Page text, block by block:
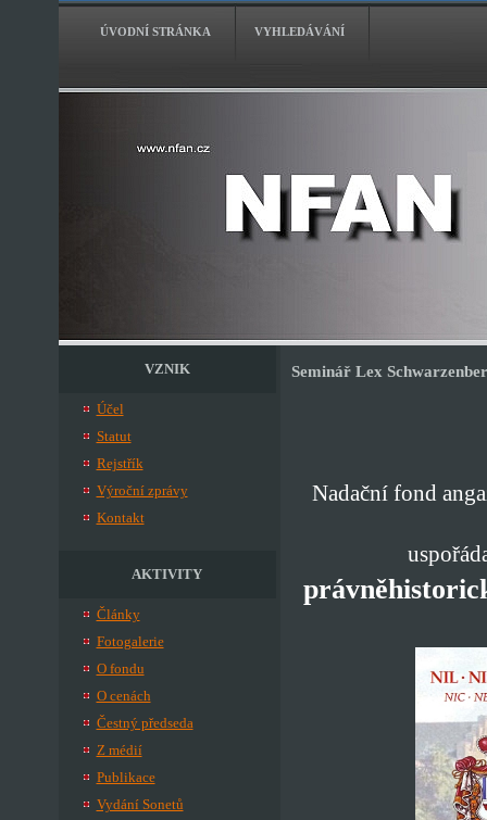
ÚVODNÍ STRÁNKA VYHLEDÁVÁNÍ
VZNIK
Účel
Statut
Rejstřík
Výroční zprávy
Kontakt
AKTIVITY
Články
Fotogalerie
O fondu
O cenách
Čestný předseda
Z médií
Publikace
Vydání Sonetů
Seminář Lex
Nadační fond